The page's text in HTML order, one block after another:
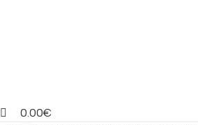
0.00€